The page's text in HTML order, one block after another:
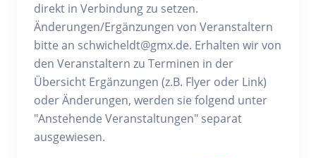
direkt in Verbindung zu setzen.
Änderungen/Ergänzungen von Veranstaltern
bitte an schwicheldt@gmx.de. Erhalten wir von
den Veranstaltern zu Terminen in der
Übersicht Ergänzungen (z.B. Flyer oder Link)
oder Änderungen, werden sie folgend unter
"Anstehende Veranstaltungen" separat
ausgewiesen.